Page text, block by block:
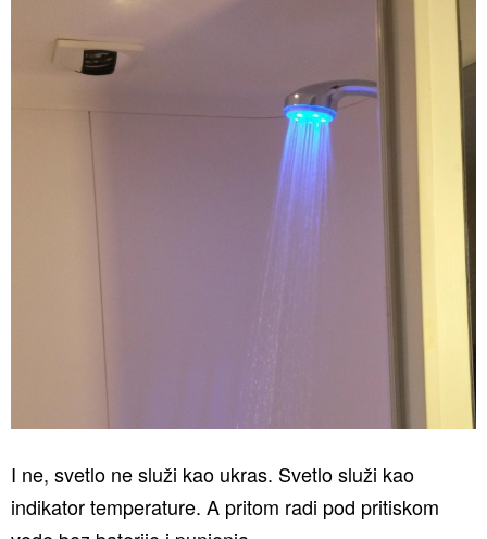
I ne, svetlo ne služi kao ukras. Svetlo služi kao
indikator temperature. A pritom radi pod pritiskom